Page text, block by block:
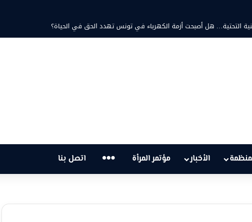
التحتية… هل أصبحت أزمة الكهرباء في تونس تهدد الحق في الحياة؟
الأخبار مؤتمر المرأة … اتصل بنا